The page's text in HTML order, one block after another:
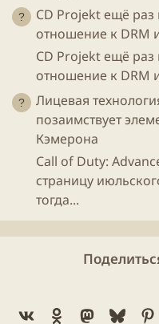
CD Projekt ещё раз
отношение к DRM
CD Projekt ещё раз
отношение к DRM
Лицевая
позаимствует
Кэмерона
Call of Duty:
страницу
тогда...
Vk Ok Mastodon